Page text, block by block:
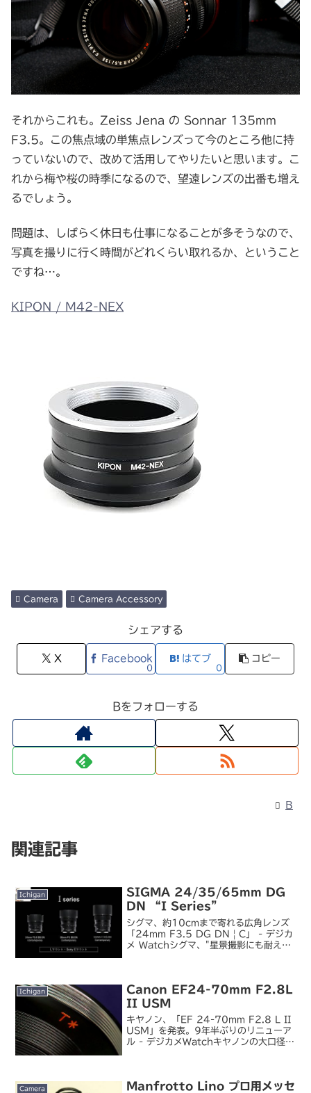
それからこれも。Zeiss Jena の Sonnar 135mm
F3.5。この焦点域の単焦点レンズって今のところ他に持
っていないので、改めて活用してやりたいと思います。こ
れから梅や桜の時季になるので、望遠レンズの出番も増え
るでしょう。
問題は、しばらく休日も仕事になることが多そうなので、
写真を撮りに行く時間がどれくらい取れるか、ということ
ですね…。
KIPON / M42-NEX
Camera Camera Accessory
シェアする
X Facebook
0
はてブ
0
コピー
Bをフォローする
B
関連記事
Ichigan
SIGMA 24/35/65mm DG
DN “I Series”
シグマ、約10cmまで寄れる広角レンズ
「24mm F3.5 DG DN | C」 - デジカ
メ Watchシグマ、"星景撮影にも耐えう
Ichigan
Canon EF24-70mm F2.8L
II USM
キヤノン、「EF 24-70mm F2.8 L II
USM」を発表。9年半ぶりのリニューア
ル - デジカメWatchキヤノンの大口径標
Camera
Manfrotto Lino プロ用メッセ